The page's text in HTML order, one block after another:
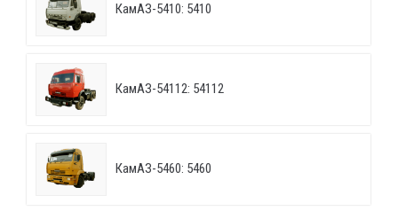
КамАЗ-5410: 5410
КамАЗ-54112: 54112
КамАЗ-5460: 5460